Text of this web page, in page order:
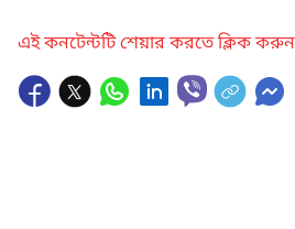
এই কনটেন্টটি শেয়ার করতে ক্লিক করুন